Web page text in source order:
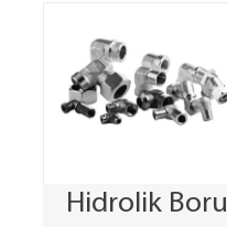
Hidrolik Boru